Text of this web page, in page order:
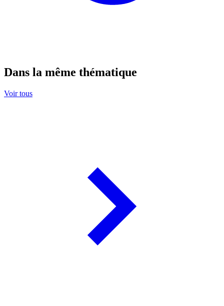
Dans la même thématique
Voir tous